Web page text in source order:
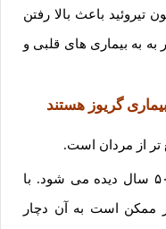
باعث بالا رفتن
به بیماری های قلبی و
گریوز هستند
تر از مردان است.
: معمولاً در افراد بین ۳۰ تا ۵۰ سال دیده می شود. با
ممکن است به آن دچار